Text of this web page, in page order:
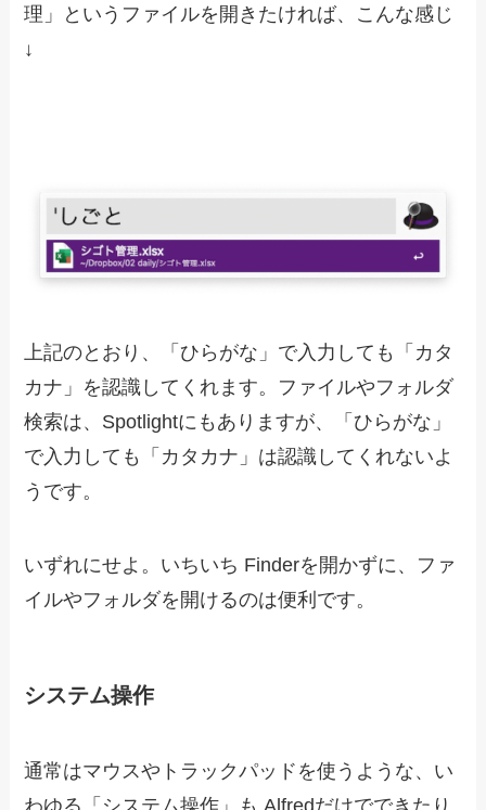
理」というファイルを開きたければ、こんな感じ
↓
上記のとおり、「ひらがな」で入力しても「カタ
カナ」を認識してくれます。ファイルやフォルダ
検索は、Spotlightにもありますが、「ひらがな」
で入力しても「カタカナ」は認識してくれないよ
うです。
いずれにせよ。いちいち Finderを開かずに、ファ
イルやフォルダを開けるのは便利です。
システム操作
通常はマウスやトラックパッドを使うような、い
わゆる「システム操作」も Alfredだけでできたり